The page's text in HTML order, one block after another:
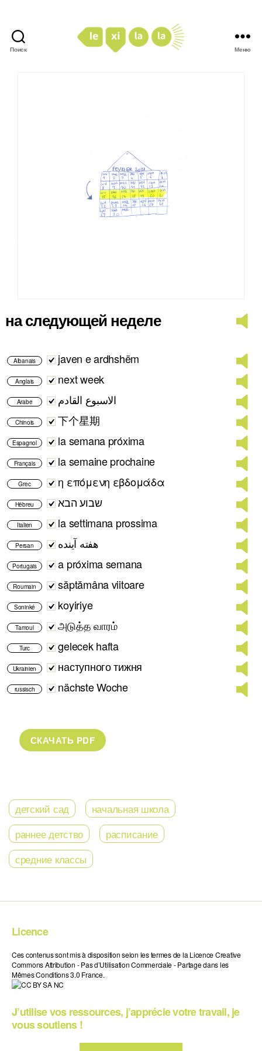
Поиск Меню
на следующей неделе
Albanais javen e ardhshëm
Anglais next week
Arabe الاسبوع القادم
Chinois 下个星期
Espagnol la semana próxima
Français la semaine prochaine
Grec η επόμενη εβδομάδα
Hébreu שבוע הבא
Italien la settimana prossima
Persan هفته آینده
Portugais a próxima semana
Roumain săptămâna viitoare
Soninké koyiriye
Tamoul அடுத்த வாரம்
Turc gelecek hafta
Ukrainien наступного тижня
russisch nächste Woche
детский сад
начальная школа
раннее детство
расписание
средние классы
Licence
Ces contenus sont mis à disposition selon les termes de la Licence Creative
Commons Attribution - Pas d’Utilisation Commerciale - Partage dans les
Mêmes Conditions 3.0 France.
J’utilise vos ressources, j’apprécie votre travail, je
vous soutiens !